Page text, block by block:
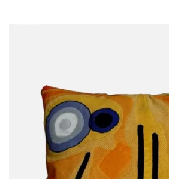
Archaniołowie
Święci
Obrazy